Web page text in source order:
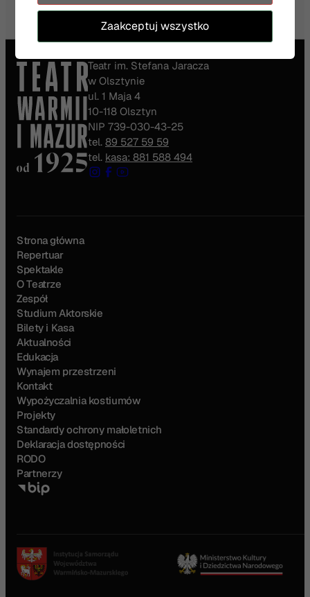
Teatr im. Stefana Jaracza
w Olsztynie
ul. 1 Maja 4
10-118 Olsztyn
NIP 739-030-43-25
tel. 89 527 59 59
tel. kasa: 881 588 494
Strona główna
Repertuar
Spektakle
O Teatrze
Zespół
Studium Aktorskie
Bilety i Kasa
Aktualności
Edukacja
Wynajem przestrzeni
Kontakt
Wypożyczalnia kostiumów
Projekty
Standardy ochrony małoletnich
Deklaracja dostępności
RODO
Partnerzy
Zaakceptuj wszystko